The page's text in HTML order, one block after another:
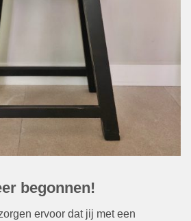
begonnen!
ervoor dat jij met een